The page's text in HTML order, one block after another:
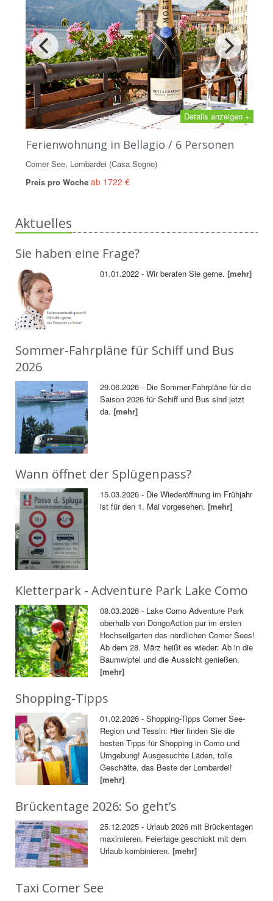
Details anzeigen +
Ferienwohnung in Bellagio / 6 Personen
Comer See, Lombardei (Casa Sogno)
Preis pro Woche ab 1722 €
Aktuelles
Sie haben eine Frage?
01.01.2022 - Wir beraten Sie gerne.[mehr]
Sommer-Fahrpläne für Schiff und Bus
2026
29.06.2026 - Die Sommer-Fahrpläne für die
Saison 2026 für Schiff und Bus sind jetzt
da.[mehr]
Wann öffnet der Splügenpass?
15.03.2026 - Die Wiederöffnung im Frühjahr
ist für den 1. Mai vorgesehen.[mehr]
Kletterpark - Adventure Park Lake Como
08.03.2026 - Lake Como Adventure Park
oberhalb von DongoAction pur im ersten
Hochseilgarten des nördlichen Comer Sees!
Ab dem 28. März heißt es wieder: Ab in die
Baumwipfel und die Aussicht genießen.
[mehr]
Shopping-Tipps
01.02.2026 - Shopping-Tipps Comer See-
Region und Tessin: Hier finden Sie die
besten Tipps für Shopping in Como und
Umgebung! Ausgesuchte Läden, tolle
Geschäfte, das Beste der Lombardei!
[mehr]
Brückentage 2026: So geht’s
25.12.2025 - Urlaub 2026 mit Brückentagen
maximieren. Feiertage geschickt mit dem
Urlaub kombinieren.[mehr]
Taxi Comer See